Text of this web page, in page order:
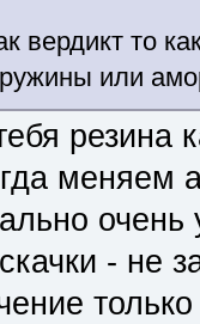
вердикт то
или
резина
меняем
очень
- не